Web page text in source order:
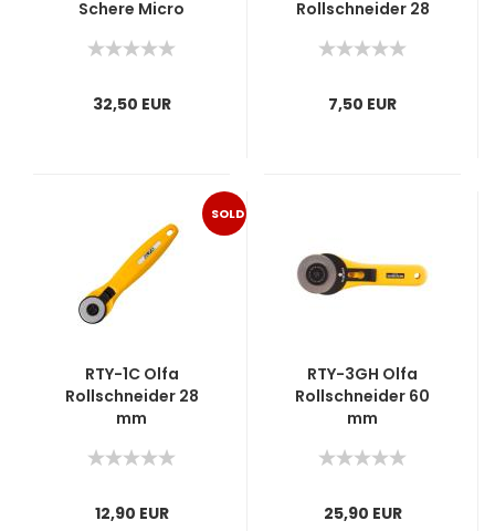
Schere Micro
inch
32,50 EUR
Rollschneider 28
7,50 EUR
SOLD
RTY-1C Olfa
Rollschneider 28
mm
12,90 EUR
RTY-3GH Olfa
Rollschneider 60
mm
25,90 EUR